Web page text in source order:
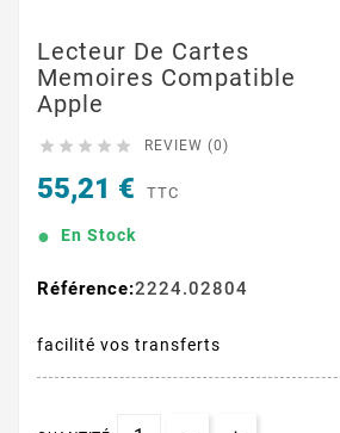
Lecteur De Cartes
Memoires Compatible
Apple
     REVIEW (0)
55,21 € TTC
En Stock
Référence:2224.02804
facilité vos transferts